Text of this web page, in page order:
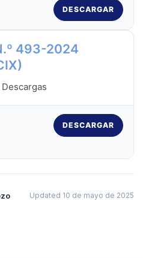
DESCARGAR
493-2024
DESCARGAR
Updated 10 de mayo de 2025